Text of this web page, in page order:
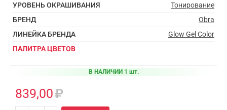
УРОВЕНЬ ОКРАШИВАНИЯ
Тонирование
БРЕНД
Obra
ЛИНЕЙКА БРЕНДА
Glow Gel Color
ПАЛИТРА ЦВЕТОВ
В НАЛИЧИИ 1 шт.
839,00